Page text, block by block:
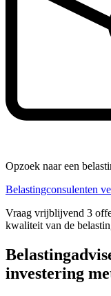
Opzoek naar een
Belastingconsulenten
Vraag vrijblijvend 3
kwaliteit van de
investering